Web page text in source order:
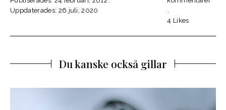
Uppdaterades: 26 juli, 2020
4 Likes
Du kanske också gillar